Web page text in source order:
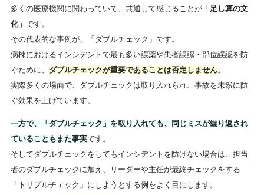
多くの医療機関に関わっていて、共通して感じることが「足し算の文
化」 です。
その代表的な事例が、「ダブルチェック」です。
病棟におけるインシデントで最も多い誤薬や患者誤認・部位誤認を防
ぐために、 ダブルチェックが重要であることは否定しません。
実際多くの場面で、ダブルチェックは取り入れられ、事故を未然に防
ぐ効果を上げています。
一方で、「ダブルチェック」を取り入れても、同じミスが繰り返され
ていることもまた事実です。
そしてダブルチェックをしてもインシデントを防げない場合は、担当
者のダブルチェックに加え、リーダーや主任が最終チェックをする
「トリプルチェック」にしようとする例をよく目にします。